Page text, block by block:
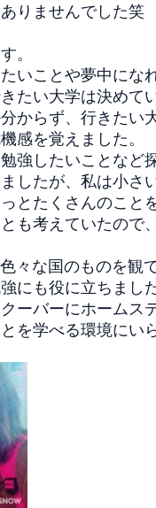
りませんでした笑
。
いことや夢中にな
たい大学は決めて
からず、行きたい
感を覚えました。
強したいことなど
したが、私は小さ
とたくさんのこと
も考えていたの
々な国のものを観
にも役に立ちまし
ーバーにホームス
を学べる環境にい